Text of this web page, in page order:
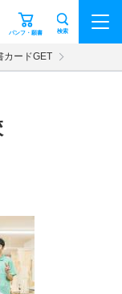
パンフ・願書 検索
カードGET